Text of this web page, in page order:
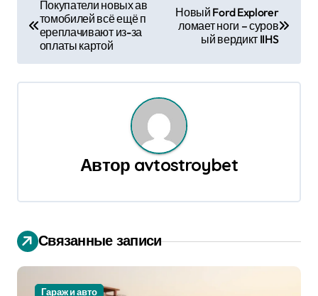
в
и
и
я
п
Покупатели новых ав
томобилей всё ещё п
ереплачивают из-за
оплаты картой
Новый Ford Explorer
ломает ноги – суров
ый вердикт IIHS
Автор avtostroybet
Связанные записи
Гараж и авто